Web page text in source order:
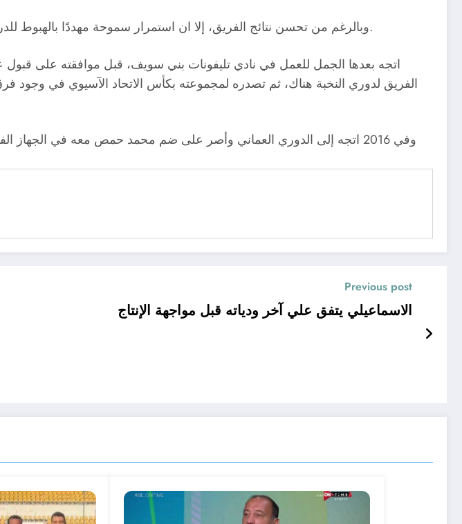
وبالرغم من تحسن نتائج الفريق، إلا ان استمرار سموحة مهددًا بالهبوط للدرجة الثانية دفع مجلس الإدارة لإقالة الجمل وتعيين ميمي عبد الرازق مكانه في مايو 2011.
الفريق لدوري النخبة هناك، ثم تصدره لمجموعته بكأس الاتحاد الآسيوي في وجود
وفي 2016 اتجه إلى الدوري العماني وأصر على ضم محمد حمص معه في
Previous post
الاسماعيلي يتفق علي آخر ودياته قبل مواجهة الإنتاج